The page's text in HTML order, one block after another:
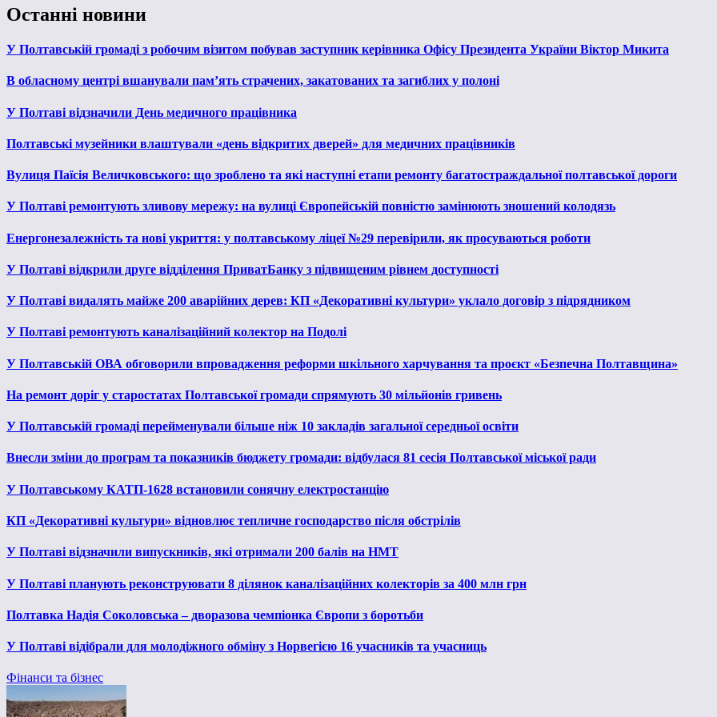
Останні новини
У Полтавській громаді з робочим візитом побував заступник керівника Офісу Президента України Віктор Микита
В обласному центрі вшанували пам’ять страчених, закатованих та загиблих у полоні
У Полтаві відзначили День медичного працівника
Полтавські музейники влаштували «день відкритих дверей» для медичних працівників
Вулиця Паїсія Величковського: що зроблено та які наступні етапи ремонту багатостраждальної полтавської дороги
У Полтаві ремонтують зливову мережу: на вулиці Європейській повністю замінюють зношений колодязь
Енергонезалежність та нові укриття: у полтавському ліцеї №29 перевірили, як просуваються роботи
У Полтаві відкрили друге відділення ПриватБанку з підвищеним рівнем доступності
У Полтаві видалять майже 200 аварійних дерев: КП «Декоративні культури» уклало договір з підрядником
У Полтаві ремонтують каналізаційний колектор на Подолі
У Полтавській ОВА обговорили впровадження реформи шкільного харчування та проєкт «Безпечна Полтавщина»
На ремонт доріг у старостатах Полтавської громади спрямують 30 мільйонів гривень
У Полтавській громаді перейменували більше ніж 10 закладів загальної середньої освіти
Внесли зміни до програм та показників бюджету громади: відбулася 81 сесія Полтавської міської ради
У Полтавському КАТП-1628 встановили сонячну електростанцію
КП «Декоративні культури» відновлює тепличне господарство після обстрілів
У Полтаві відзначили випускників, які отримали 200 балів на НМТ
У Полтаві планують реконструювати 8 ділянок каналізаційних колекторів за 400 млн грн
Полтавка Надія Соколовська – дворазова чемпіонка Європи з боротьби
У Полтаві відібрали для молодіжного обміну з Норвегією 16 учасників та учасниць
Фінанси та бізнес